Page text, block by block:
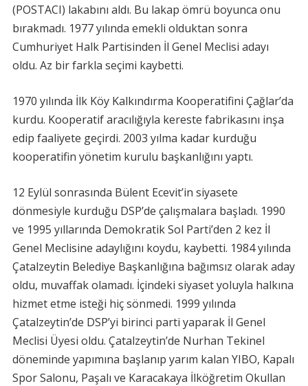
(POSTACI) lakabını aldı. Bu lakap ömrü boyunca onu
bırakmadı. 1977 yılında emekli olduktan sonra
Cumhuriyet Halk Partisinden İl Genel Meclisi adayı
oldu. Az bir farkla seçimi kaybetti.
1970 yılında İlk Köy Kalkındırma Kooperatifini Çağlar’da
kurdu. Kooperatif aracılığıyla kereste fabrikasını inşa
edip faaliyete geçirdi. 2003 yılma kadar kurduğu
kooperatifin yönetim kurulu başkanlığını yaptı.
12 Eylül sonrasında Bülent Ecevit’in siyasete
dönmesiyle kurduğu DSP’de çalışmalara başladı. 1990
ve 1995 yıllarında Demokratik Sol Parti’den 2 kez İl
Genel Meclisine adaylığını koydu, kaybetti. 1984 yılında
Çatalzeytin Belediye Başkanlığına bağımsız olarak aday
oldu, muvaffak olamadı. İçindeki siyaset yoluyla halkına
hizmet etme isteği hiç sönmedi. 1999 yılında
Çatalzeytin’de DSP’yi birinci parti yaparak İl Genel
Meclisi Üyesi oldu. Çatalzeytin’de Nurhan Tekinel
döneminde yapımına başlanıp yarım kalan YIBO, Kapalı
Spor Salonu, Paşalı ve Karacakaya İlköğretim Okullan